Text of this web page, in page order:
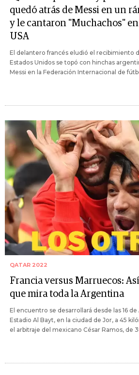
quedó atrás de Messi en un
y le cantaron "Muchachos" en
USA
El delantero francés eludió el recibimiento
Estados Unidos se topó con hinchas
Messi en la Federación Internacional de
QATAR 2022
Francia versus Marruecos:
que mira toda la Argentina
El encuentro se desarrollará desde las 16
Estadio Al Bayt, en la ciudad de Jor, a 45
el arbitraje del mexicano César Ramos, de